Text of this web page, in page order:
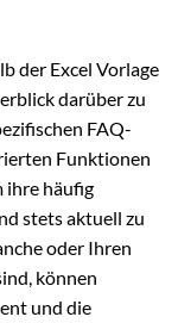
der Excel Vorlage
darüber zu
FAQ-
Funktionen
ihre häufig
stets aktuell zu
oder Ihren
können
und die